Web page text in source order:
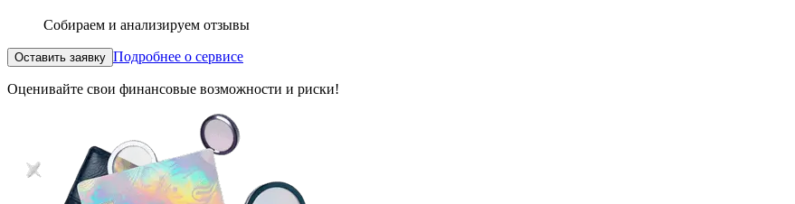
Собираем и анализируем отзывы
Оставить заявку Подробнее о сервисе
Оценивайте свои финансовые возможности и риски!